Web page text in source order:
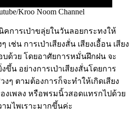
Kroo Noom Channel
คการเป่าขลุ่ยในวันลอยกระทงให้
เช่น การเป่าเสียงสั่น เสียงเอื้อน เสียง
บด้วย โดยอาศัยการหมั่นฝึกฝน จะ
ขึ้น อย่างการเป่าเสียงสั่นโดยการ
ๆ ตามต้องการก็จะทำให้เกิดเสียง
เพลง หรือพรมนิ้วสอดแทรกไปด้วย
ามไพเราะมากขึ้นค่ะ